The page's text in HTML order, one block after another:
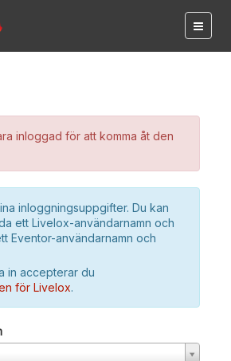
inloggad för att komma åt den
inloggningsuppgifter. Du kan
ett Livelox-användarnamn och
Eventor-användarnamn och
in accepterar du
för Livelox.